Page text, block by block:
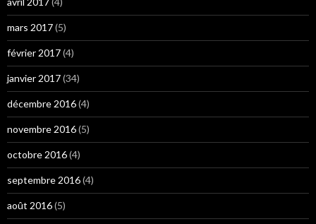
mars 2017(5)
février 2017(4)
janvier 2017(34)
décembre 2016(4)
novembre 2016(5)
octobre 2016(4)
septembre 2016(4)
août 2016(5)